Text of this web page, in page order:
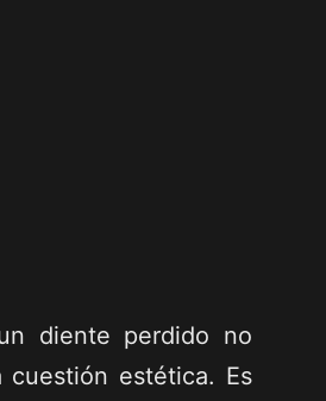
diente perdido no
cuestión estética. Es